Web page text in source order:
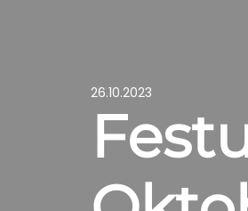
26.10.2023